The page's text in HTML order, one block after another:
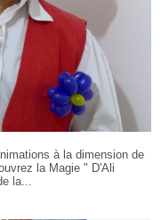
à la dimension de
la Magie " D'Ali
la...